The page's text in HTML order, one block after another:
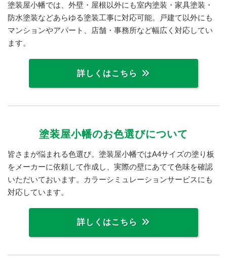
塗装屋小幡では、外壁・屋根以外にも室内塗装・家具塗装・
防水塗装などあらゆる塗装工事に対応可能。戸建て以外にも
マンションやアパート、店舗・事務所など幅広く対応してい
ます。
詳しくはこちら
塗装屋小幡のお色選びについて
皆さまが悩まれる色選び。塗装屋小幡ではA4サイズの塗り板
をメーカーに依頼して作成し、実際の壁にあてて色味を確認
いただいておいます。カラーシミュレーションサービスにも
対応しています。
詳しくはこちら